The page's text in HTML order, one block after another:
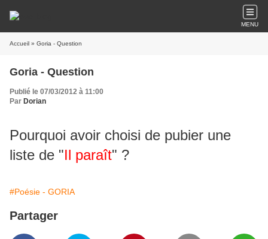
MENU
Accueil » Goria - Question
Goria - Question
Publié le 07/03/2012 à 11:00
Par Dorian
Pourquoi avoir choisi de pubier une
liste de "Il paraît" ?
#Poésie - GORIA
Partager